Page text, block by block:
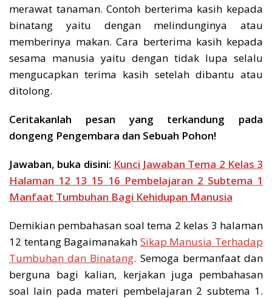
merawat tanaman. Contoh berterima kasih kepada
binatang yaitu dengan melindunginya atau
memberinya makan. Cara berterima kasih kepada
sesama manusia yaitu dengan tidak lupa selalu
mengucapkan terima kasih setelah dibantu atau
ditolong.
Ceritakanlah pesan yang terkandung pada
dongeng Pengembara dan Sebuah Pohon!
Jawaban, buka disini: Kunci Jawaban Tema 2 Kelas 3
Halaman 12 13 15 16 Pembelajaran 2 Subtema 1
Manfaat Tumbuhan Bagi Kehidupan Manusia
Demikian pembahasan soal tema 2 kelas 3 halaman
12 tentang Bagaimanakah Sikap Manusia Terhadap
Tumbuhan dan Binatang. Semoga bermanfaat dan
berguna bagi kalian, kerjakan juga pembahasan
soal lain pada materi pembelajaran 2 subtema 1.